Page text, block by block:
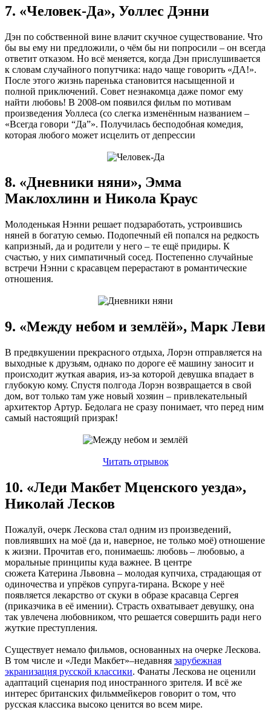
7. «Человек-Да», Уоллес Дэнни
Дэн по собственной вине влачит скучное существование. Что
бы вы ему ни предложили, о чём бы ни попросили – он всегда
ответит отказом. Но всё меняется, когда Дэн прислушивается
к словам случайного попутчика: надо чаще говорить «ДА!».
После этого жизнь паренька становится насыщенной и
полной приключений. Совет незнакомца даже помог ему
найти любовь! В 2008-ом появился фильм по мотивам
произведения Уоллеса (со слегка изменённым названием –
«Всегда говори “Да”». Получилась бесподобная комедия,
которая любого может исцелить от депрессии
8. «Дневники няни», Эмма
Маклохлинн и Никола Краус
Молоденькая Нэнни решает подзаработать, устроившись
няней в богатую семью. Подопечный ей попался на редкость
капризный, да и родители у него – те ещё придиры. К
счастью, у них симпатичный сосед. Постепенно случайные
встречи Нэнни с красавцем перерастают в романтические
отношения.
9. «Между небом и землёй», Марк Леви
В предвкушении прекрасного отдыха, Лорэн отправляется на
выходные к друзьям, однако по дороге её машину заносит и
происходит жуткая авария, из-за которой девушка впадает в
глубокую кому. Спустя полгода Лорэн возвращается в свой
дом, вот только там уже новый хозяин – привлекательный
архитектор Артур. Бедолага не сразу понимает, что перед ним
самый настоящий призрак!
Читать отрывок
10. «Леди Макбет Мценского уезда»,
Николай Лесков
Пожалуй, очерк Лескова стал одним из произведений,
повлиявших на моё (да и, наверное, не только моё) отношение
к жизни. Прочитав его, понимаешь: любовь – любовью, а
моральные принципы куда важнее. В центре
сюжета Катерина Львовна – молодая купчиха, страдающая от
одиночества и упрёков супруга-тирана. Вскоре у неё
появляется лекарство от скуки в образе красавца Сергея
(приказчика в её имении). Страсть охватывает девушку, она
так увлечена любовником, что решается совершить ради него
жуткие преступления.
Существует немало фильмов, основанных на очерке Лескова.
В том числе и «Леди Макбет»–недавняя зарубежная
экранизация русской классики. Фанаты Лескова не оценили
адаптаций сценария под иностранного зрителя. И всё же
интерес британских фильммейкеров говорит о том, что
русская классика высоко ценится во всем мире.